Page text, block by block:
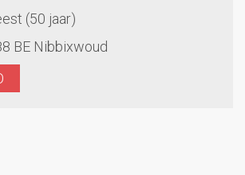
(50 jaar)
BE Nibbixwoud